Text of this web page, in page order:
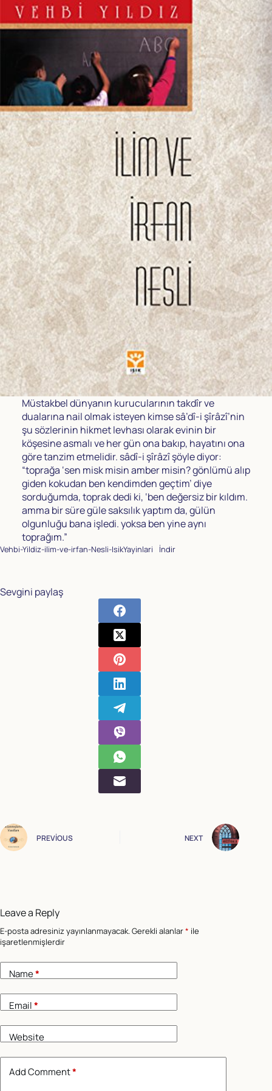
Müstakbel dünyanın kurucularının takdîr ve
dualarına nail olmak isteyen kimse sâ’dî-i şîrâzî’nin
şu sözlerinin hikmet levhası olarak evinin bir
köşesine asmalı ve her gün ona bakıp, hayatını ona
göre tanzim etmelidir. sâdî-i şîrâzî şöyle diyor:
“toprağa ‘sen misk misin amber misin? gönlümü alıp
giden kokudan ben kendimden geçtim’ diye
sorduğumda, toprak dedi ki, ‘ben değersiz bir kıldım.
amma bir süre güle saksılık yaptım da, gülün
olgunluğu bana işledi. yoksa ben yine aynı
toprağım.”
Vehbi-Yildiz-ilim-ve-irfan-Nesli-IsikYayinlari İndir
Sevgini paylaş
PREVIOUS NEXT
Leave a Reply
E-posta adresiniz yayınlanmayacak.Gerekli alanlar* ile
işaretlenmişlerdir
Name*
Email*
Website
Add Comment*